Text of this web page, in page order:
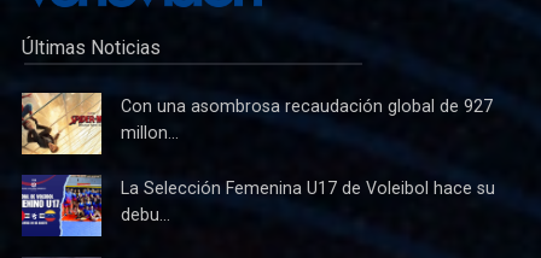
Últimas Noticias
Con una asombrosa recaudación global de 927
millon...
La Selección Femenina U17 de Voleibol hace su
debu...